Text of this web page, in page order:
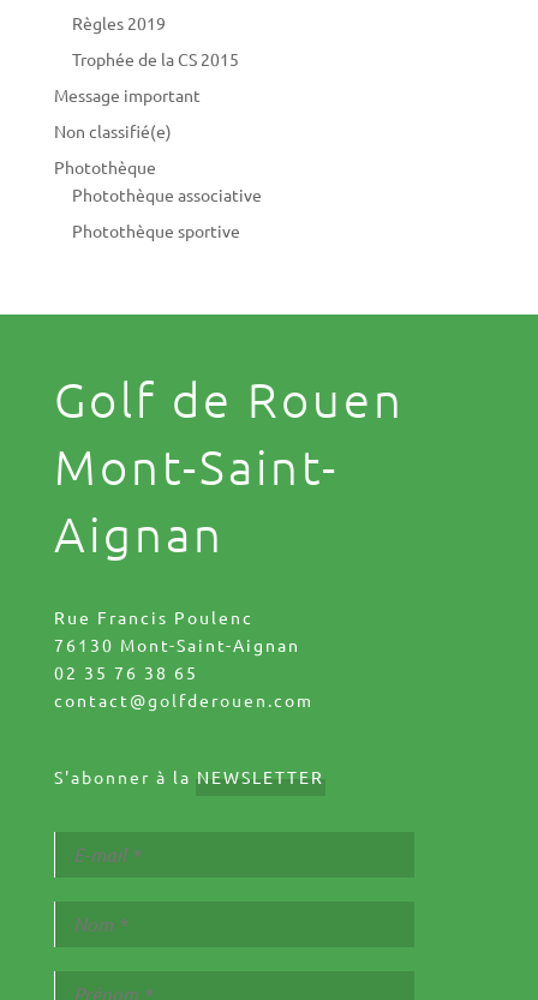
Règles 2019
Trophée de la CS 2015
Message important
Non classifié(e)
Photothèque
Photothèque associative
Photothèque sportive
Golf de Rouen
Mont-Saint-
Aignan
Rue Francis Poulenc
76130 Mont-Saint-Aignan
02 35 76 38 65
contact@golfderouen.com
S'abonner à la NEWSLETTER